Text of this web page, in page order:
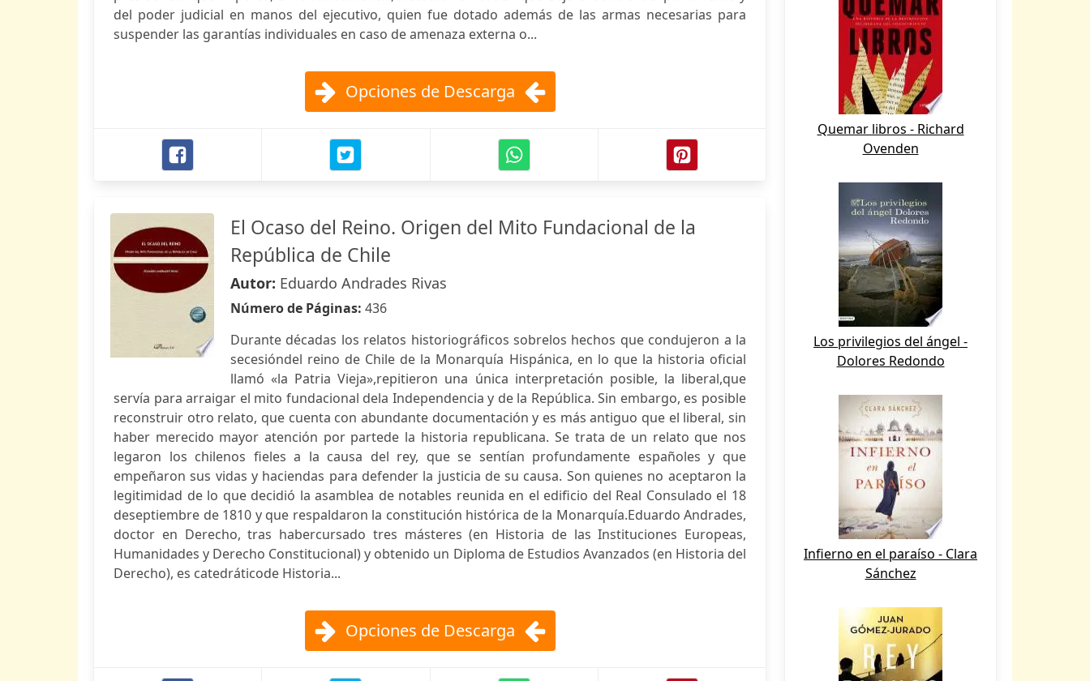
del poder judicial en manos del ejecutivo, quien fue dotado además de las armas necesarias para
suspender las garantías individuales en caso de amenaza externa o...
Opciones de Descarga
El Ocaso del Reino. Origen del Mito Fundacional de la
República de Chile
Autor: Eduardo Andrades Rivas
Número de Páginas: 436
Durante décadas los relatos historiográficos sobrelos hechos que condujeron a la
secesióndel reino de Chile de la Monarquía Hispánica, en lo que la historia oficial
llamó «la Patria Vieja»,repitieron una única interpretación posible, la liberal,que
servía para arraigar el mito fundacional dela Independencia y de la República. Sin embargo, es posible
reconstruir otro relato, que cuenta con abundante documentación y es más antiguo que el liberal, sin
haber merecido mayor atención por partede la historia republicana. Se trata de un relato que nos
legaron los chilenos fieles a la causa del rey, que se sentían profundamente españoles y que
empeñaron sus vidas y haciendas para defender la justicia de su causa. Son quienes no aceptaron la
legitimidad de lo que decidió la asamblea de notables reunida en el edificio del Real Consulado el 18
deseptiembre de 1810 y que respaldaron la constitución histórica de la Monarquía.Eduardo Andrades,
doctor en Derecho, tras habercursado tres másteres (en Historia de las Instituciones Europeas,
Humanidades y Derecho Constitucional) y obtenido un Diploma de Estudios Avanzados (en Historia del
Derecho), es catedráticode Historia...
Opciones de Descarga
Quemar libros - Richard
Ovenden
Los privilegios del ángel -
Dolores Redondo
Infierno en el paraíso - Clara
Sánchez